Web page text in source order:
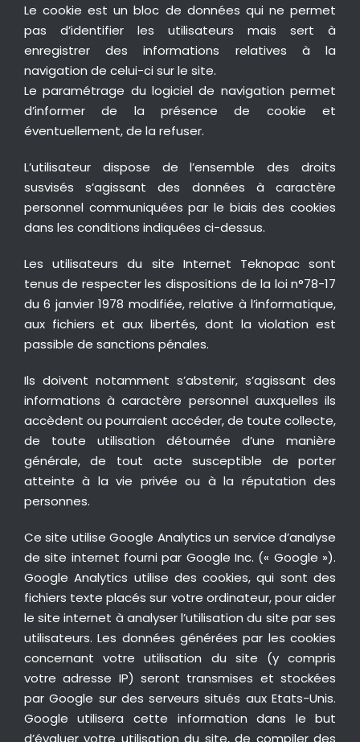
Le cookie est un bloc de données qui ne permet
pas d’identifier les utilisateurs mais sert à
enregistrer des informations relatives à la
navigation de celui-ci sur le site.
Le paramétrage du logiciel de navigation permet
d’informer de la présence de cookie et
éventuellement, de la refuser.
L’utilisateur dispose de l’ensemble des droits
susvisés s’agissant des données à caractère
personnel communiquées par le biais des cookies
dans les conditions indiquées ci-dessus.
Les utilisateurs du site Internet Teknopac sont
tenus de respecter les dispositions de la loi n°78-17
du 6 janvier 1978 modifiée, relative à l’informatique,
aux fichiers et aux libertés, dont la violation est
passible de sanctions pénales.
Ils doivent notamment s’abstenir, s’agissant des
informations à caractère personnel auxquelles ils
accèdent ou pourraient accéder, de toute collecte,
de toute utilisation détournée d’une manière
générale, de tout acte susceptible de porter
atteinte à la vie privée ou à la réputation des
personnes.
Ce site utilise Google Analytics un service d’analyse
de site internet fourni par Google Inc. (« Google »).
Google Analytics utilise des cookies, qui sont des
fichiers texte placés sur votre ordinateur, pour aider
le site internet à analyser l’utilisation du site par ses
utilisateurs. Les données générées par les cookies
concernant votre utilisation du site (y compris
votre adresse IP) seront transmises et stockées
par Google sur des serveurs situés aux Etats-Unis.
Google utilisera cette information dans le but
d’évaluer votre utilisation du site, de compiler des